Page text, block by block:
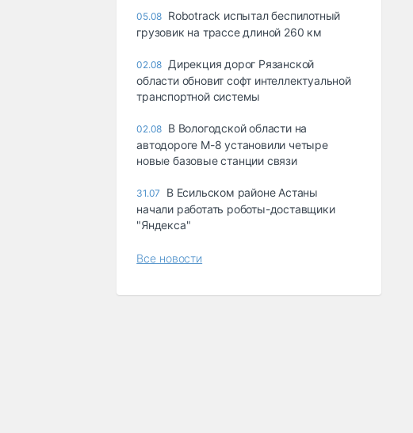
05.08 Robotrack испытал беспилотный
грузовик на трассе длиной 260 км
02.08 Дирекция дорог Рязанской
области обновит софт интеллектуальной
транспортной системы
02.08 В Вологодской области на
автодороге М-8 установили четыре
новые базовые станции связи
31.07
В Есильском районе Астаны
начали работать роботы-доставщики
"Яндекса"
Все новости